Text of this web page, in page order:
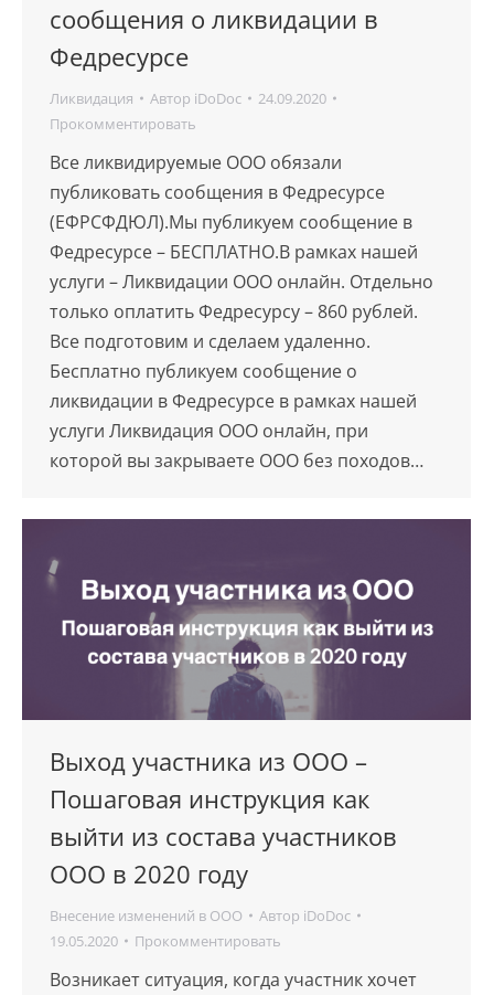
сообщения о ликвидации в
Федресурсе
Ликвидация Автор iDoDoc
24.09.2020
Прокомментировать
Все ликвидируемые ООО обязали
публиковать сообщения в Федресурсе
(ЕФРСФДЮЛ).Мы публикуем сообщение в
Федресурсе – БЕСПЛАТНО.В рамках нашей
услуги – Ликвидации ООО онлайн. Отдельно
только оплатить Федресурсу – 860 рублей.
Все подготовим и сделаем удаленно.
Бесплатно публикуем сообщение о
ликвидации в Федресурсе в рамках нашей
услуги Ликвидация ООО онлайн, при
которой вы закрываете ООО без походов…
Выход участника из ООО –
Пошаговая инструкция как
выйти из состава участников
ООО в 2020 году
Внесение изменений в ООО Автор iDoDoc
19.05.2020
Прокомментировать
Возникает ситуация, когда участник хочет